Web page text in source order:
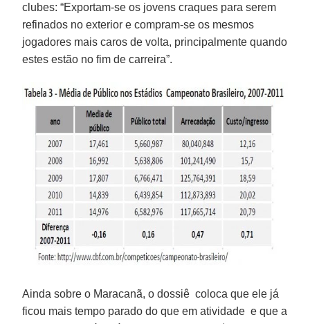
clubes: “Exportam-se os jovens craques para serem
refinados no exterior e compram-se os mesmos
jogadores mais caros de volta, principalmente quando
estes estão no fim de carreira”.
Ainda sobre o Maracanã, o dossiê coloca que ele já
ficou mais tempo parado do que em atividade e que a